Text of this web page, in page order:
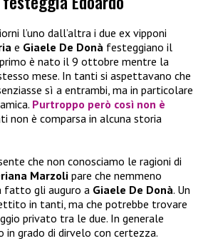
l’uno dall’altra i due ex vipponi
e Giaele De Donà festeggiano il
è nato il 9 ottobre mentre la
mese. In tanti si aspettavano che
sì a entrambi, ma in particolare
Purtroppo però così non è
non è comparsa in alcuna storia
che non conosciamo le ragioni di
Marzoli pare che nemmeno
fatto gli auguro a Giaele De Donà. Un
in tanti, ma che potrebbe trovare
privato tra le due. In generale
in grado di dirvelo con certezza.